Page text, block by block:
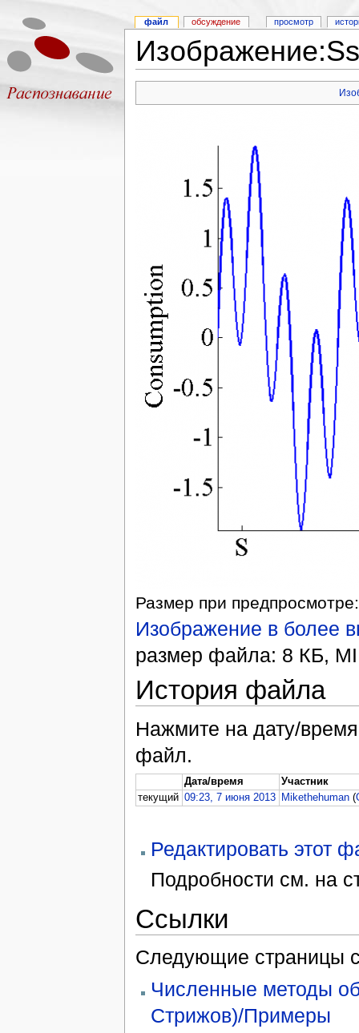
Размер при
Изображение в более
размер файла: 8 КБ,
История файла
Нажмите на дату/
файл.
Дата/время
Участник
текущий 09:23, 7 июня 2013 Mikethehuman (
Редактировать этот
Подробности см. на
Ссылки
Следующие страницы
Численные методы
Стрижов)/Примеры
файл обсуждение просмотр